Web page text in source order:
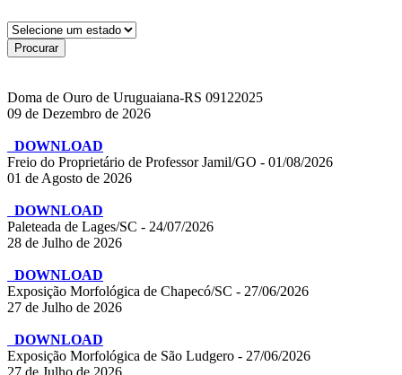
Doma de Ouro de Uruguaiana-RS 09122025
09 de Dezembro de 2026
DOWNLOAD
Freio do Proprietário de Professor Jamil/GO - 01/08/2026
01 de Agosto de 2026
DOWNLOAD
Paleteada de Lages/SC - 24/07/2026
28 de Julho de 2026
DOWNLOAD
Exposição Morfológica de Chapecó/SC - 27/06/2026
27 de Julho de 2026
DOWNLOAD
Exposição Morfológica de São Ludgero - 27/06/2026